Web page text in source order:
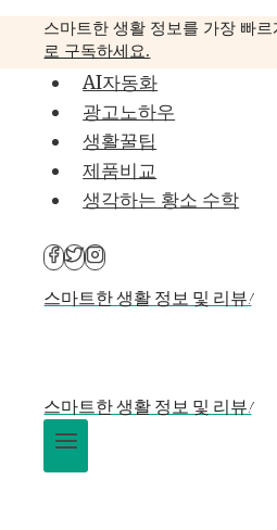
스마트한 생활 정보를 가장 빠
로 구독하세요.
AI자동화
광고노하우
생활꿀팁
제품비교
생각하는 황소 수학
스마트한 생활 정보 및 리뷰!
스마트한 생활 정보 및 리뷰!